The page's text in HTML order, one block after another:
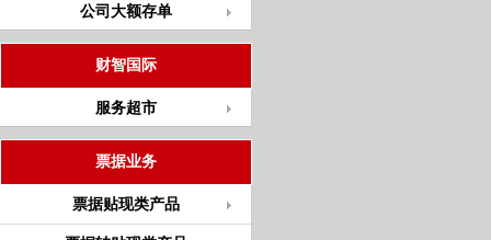
公司大额存单
财智国际
服务超市
票据业务
票据贴现类产品